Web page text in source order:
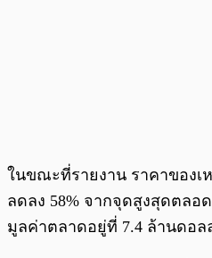
ในขณะที่รายงาน ราคาของเ
ลดลง 58% จากจุดสูงสุดตล
มูลค่าตลาดอยู่ที่ 7.4 ล้านดอล